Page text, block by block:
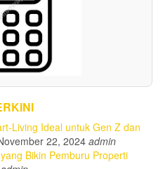
Living Ideal untuk Gen Z dan
22, 2024admin
Bikin Pemburu Properti